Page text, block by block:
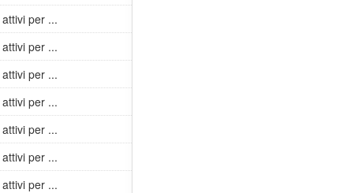
per ...
per ...
per ...
per ...
per ...
per ...
per ...